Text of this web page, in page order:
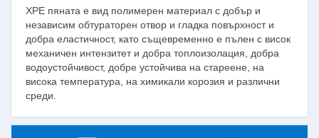
XPE пяната е вид полимерен материал с добър и
независим обтураторен отвор и гладка повърхност и
добра еластичност, като същевременно е пълен с висок
механичен интензитет и добра топлоизолация, добра
водоустойчивост, добре устойчива на стареене, на
висока температура, на химикали корозия и различни
среди.